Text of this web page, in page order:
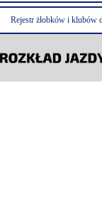
Rejestr żłobków i klubów